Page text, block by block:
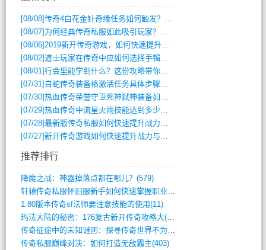
[08/08]传奇4白花金针奇缘任务如何触发？完整攻略解析
[08/07] 为何经典传奇私服如此吸引玩家？深度攻略解析
[08/06]2019新开传奇游戏，如何快速提升角色等级？
[08/02]道士玩家在传奇中应如何选择手镯装备？
[08/01]行会里能学到什么？这份攻略带你全掌握
[07/31] 白蛇传奇装备格激活任务具体步骤是什么？如何完成？
[07/30]热血传奇荣誉守卫死神弑神装备如何获取与佩戴攻略？
[07/29]热血传奇中流星火雨技能达到多少级可以开始练装备？
[07/28]最新版传奇私服如何快速提升战力与获取稀有装备？
[07/27]新开传奇游戏如何快速提升战力与获取稀有装备？
推荐排行
降魔之战：神器掉落点都在哪儿？(579)
轩辕传奇私服怀旧服新手如何快速掌握职业选(993)
1.80版本传奇sf法师要注意技能的使用(11)
玛法大陆的秘密：176复古新开传奇攻略大(486)
传奇征途中的未知谜团：探寻传奇世界不为人(595)
传奇私服巅峰对决：如何打造无敌霸主(403)